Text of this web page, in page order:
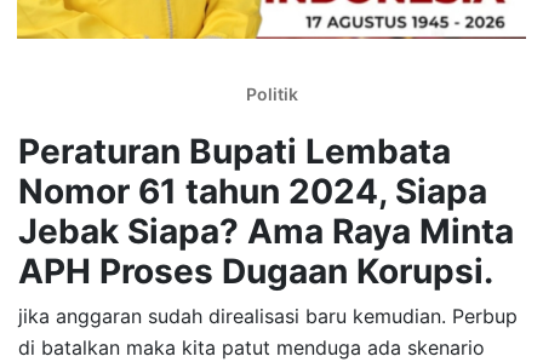
Politik
Peraturan Bupati Lembata
Nomor 61 tahun 2024, Siapa
Jebak Siapa? Ama Raya Minta
APH Proses Dugaan Korupsi.
jika anggaran sudah direalisasi baru kemudian. Perbup
di batalkan maka kita patut menduga ada skenario